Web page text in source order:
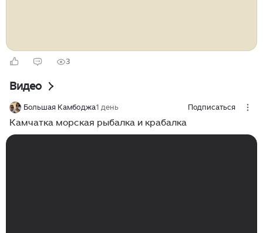
3
Видео
Большая Камбоджа1 день Подписаться
Камчатка морская рыбалка и крабалка